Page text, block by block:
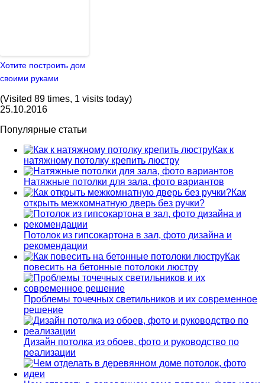
Хотите построить дом
своими руками
(Visited 89 times, 1 visits today)
25.10.2016
Популярные статьи
Как к
натяжному потолку крепить люстру
Натяжные потолки для зала, фото вариантов
Как
открыть межкомнатную дверь без ручки?
Потолок из гипсокартона в зал, фото дизайна и
рекомендации
Как
повесить на бетонные потолоки люстру
Проблемы точечных светильников и их современное
решение
Дизайн потолка из обоев, фото и руководство по
реализации